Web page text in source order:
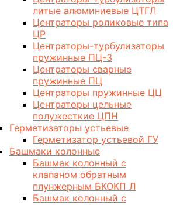
литые алюминиевые ЦТГЛ
Центраторы роликовые типа
ЦР
Центраторы-турбулизаторы
пружинные ПЦ-3
Центраторы сварные
пружинные ПЦ
Центраторы пружинные ЦЦ
Центраторы цельные
полужесткие ЦПН
Герметизаторы устьевые
Герметизатор устьевой ГУ
Башмаки колонные
Башмак колонный с
клапаном обратным
плунжерным БКОКП Л
Башмак колонный с